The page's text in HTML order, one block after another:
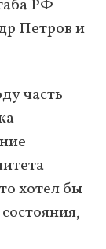
РФ
Петров и
часть
хотел бы